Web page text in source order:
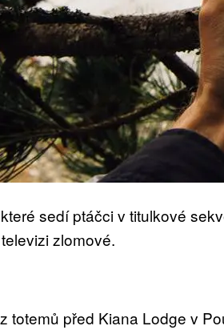
sedí ptáčci v titulkové
zlomové.
totemů před Kiana Lodge v